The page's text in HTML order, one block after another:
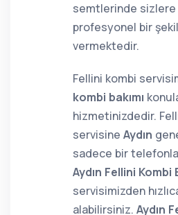
semtlerinde sizlere
profesyonel bir
vermektedir.
Fellini kombi
kombi bakımı
hizmetinizdedir.
servisine Aydın
sadece bir
Aydın Fellini Kombi
servisimizden
alabilirsiniz. Aydın